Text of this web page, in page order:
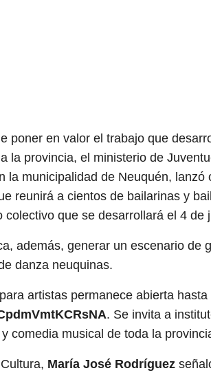
poner en valor el trabajo que
la provincia, el ministerio de
la municipalidad de Neuquén,
reunirá a cientos de bailarinas y
colectivo que se desarrollará el 4 de
además, generar un escenario
danza neuquinas.
artistas permanece abierta
. Se invita a
comedia musical de toda la
María José Rodríguez